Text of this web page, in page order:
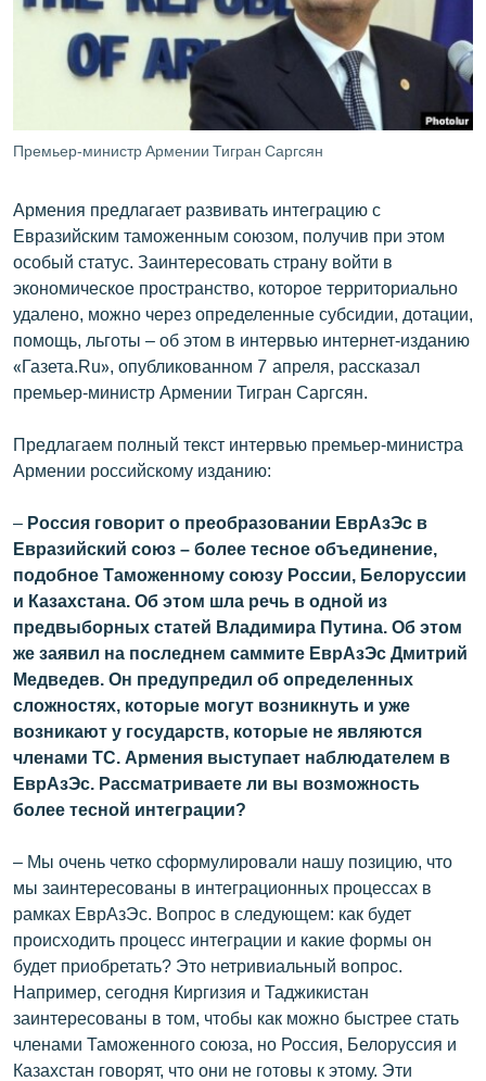
ՄԻՋԱԶԳԱՅԻՆ
ՄՇԱԿՈՒՅԹ
ՄԵԿՆԱԲԱՆՈՒԹՅՈՒՆ
ԿՈՐՈՆԱՎԻՐՈՒՍ
ԱՐԽԻՎ
ՏԵՍԱՆՅՈՒԹԵՐ
ԲԱՆԱՎԵՃ
ՁԳՏԵԼՈՎ ԼԱՎԱԳՈՒՅՆԻՆ
ՓՈԴՔԱՍԹ
Հայերեն
Русский
ՀԵՏԵՎԵՔ ՄԵԶ
«Ազատության» բոլոր կայքերը
Премьер-министр Армении Тигран Саргсян
Армения предлагает развивать интеграцию с
Евразийским таможенным союзом, получив при этом
особый статус. Заинтересовать страну войти в
экономическое пространство, которое территориально
удалено, можно через определенные субсидии, дотации,
помощь, льготы – об этом в интервью интернет-изданию
«Газета.Ru», опубликованном 7 апреля, рассказал
премьер-министр Армении Тигран Саргсян.
Предлагаем полный текст интервью премьер-министра
Армении российскому изданию:
– Россия говорит о преобразовании ЕврАзЭс в
Евразийский союз – более тесное объединение,
подобное Таможенному союзу России, Белоруссии
и Казахстана. Об этом шла речь в одной из
предвыборных статей Владимира Путина. Об этом
же заявил на последнем саммите ЕврАзЭс Дмитрий
Медведев. Он предупредил об определенных
сложностях, которые могут возникнуть и уже
возникают у государств, которые не являются
членами ТС. Армения выступает наблюдателем в
ЕврАзЭс. Рассматриваете ли вы возможность
более тесной интеграции?
– Мы очень четко сформулировали нашу позицию, что
мы заинтересованы в интеграционных процессах в
рамках ЕврАзЭс. Вопрос в следующем: как будет
происходить процесс интеграции и какие формы он
будет приобретать? Это нетривиальный вопрос.
Например, сегодня Киргизия и Таджикистан
заинтересованы в том, чтобы как можно быстрее стать
членами Таможенного союза, но Россия, Белоруссия и
Казахстан говорят, что они не готовы к этому. Эти